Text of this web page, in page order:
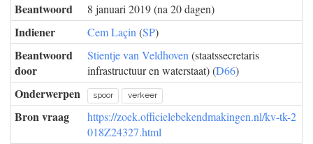
Beantwoord 8 januari 2019 (na 20 dagen)
Indiener Cem Laçin (SP)
Beantwoord
door
Stientje van Veldhoven (staatssecretaris
infrastructuur en waterstaat) (D66)
Onderwerpen spoor verkeer
Bron vraag
https://zoek.officielebekendmakingen.nl/kv-tk-2
018Z24327.html